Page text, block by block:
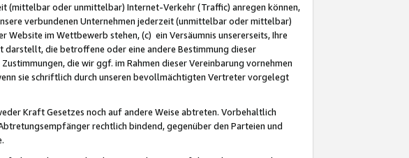
(mittelbar oder unmittelbar) Internet-Verkehr (Traffic) anregen können,
verbundenen Unternehmen jederzeit (unmittelbar oder mittelbar)
im Wettbewerb stehen, (c) ein Versäumnis unsererseits, Ihre
darstellt, die betroffene oder eine andere Bestimmung dieser
die wir ggf. im Rahmen dieser Vereinbarung vornehmen
sie schriftlich durch unseren bevollmächtigten Vertreter vorgelegt
Kraft Gesetzes noch auf andere Weise abtreten. Vorbehaltlich
rechtlich bindend, gegenüber den Parteien und